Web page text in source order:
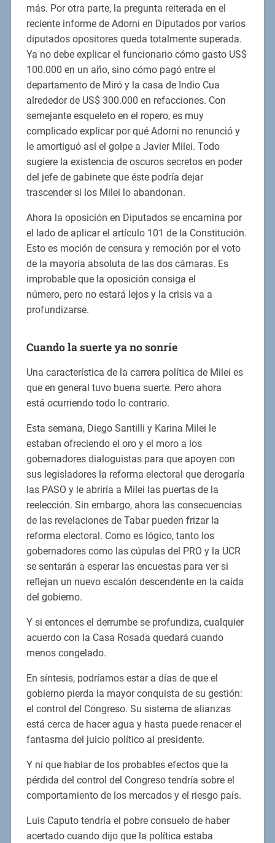
más. Por otra parte, la pregunta reiterada en el
reciente informe de Adorni en Diputados por varios
diputados opositores queda totalmente superada.
Ya no debe explicar el funcionario cómo gasto US$
100.000 en un año, sino cómo pagó entre el
departamento de Miró y la casa de Indio Cua
alrededor de US$ 300.000 en refacciones. Con
semejante esqueleto en el ropero, es muy
complicado explicar por qué Adorni no renunció y
le amortiguó así el golpe a Javier Milei. Todo
sugiere la existencia de oscuros secretos en poder
del jefe de gabinete que éste podría dejar
trascender si los Milei lo abandonan.
Ahora la oposición en Diputados se encamina por
el lado de aplicar el artículo 101 de la Constitución.
Esto es moción de censura y remoción por el voto
de la mayoría absoluta de las dos cámaras. Es
improbable que la oposición consiga el
número, pero no estará lejos y la crisis va a
profundizarse.
Cuando la suerte ya no sonríe
Una característica de la carrera política de Milei es
que en general tuvo buena suerte. Pero ahora
está ocurriendo todo lo contrario.
Esta semana, Diego Santilli y Karina Milei le
estaban ofreciendo el oro y el moro a los
gobernadores dialoguistas para que apoyen con
sus legisladores la reforma electoral que derogaría
las PASO y le abriría a Milei las puertas de la
reelección. Sin embargo, ahora las consecuencias
de las revelaciones de Tabar pueden frizar la
reforma electoral. Como es lógico, tanto los
gobernadores como las cúpulas del PRO y la UCR
se sentarán a esperar las encuestas para ver si
reflejan un nuevo escalón descendente en la caída
del gobierno.
Y si entonces el derrumbe se profundiza, cualquier
acuerdo con la Casa Rosada quedará cuando
menos congelado.
En síntesis, podríamos estar a días de que el
gobierno pierda la mayor conquista de su gestión:
el control del Congreso. Su sistema de alianzas
está cerca de hacer agua y hasta puede renacer el
fantasma del juicio político al presidente.
Y ni que hablar de los probables efectos que la
pérdida del control del Congreso tendría sobre el
comportamiento de los mercados y el riesgo país.
Luis Caputo tendría el pobre consuelo de haber
acertado cuando dijo que la política estaba